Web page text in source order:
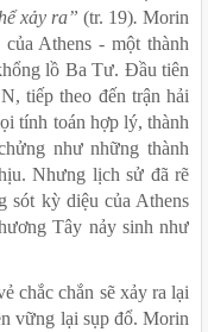
xảy ra” (tr. 19). Morin
Athens - một thành
lồ Ba Tư. Đầu tiên
tiếp theo đến trận hải
tính toán hợp lý, thành
như những thành
Nhưng lịch sử đã rẽ
sót kỳ diệu của Athens
Tây nảy sinh như
chắc chắn sẽ xảy ra lại
vững lại sụp đổ. Morin